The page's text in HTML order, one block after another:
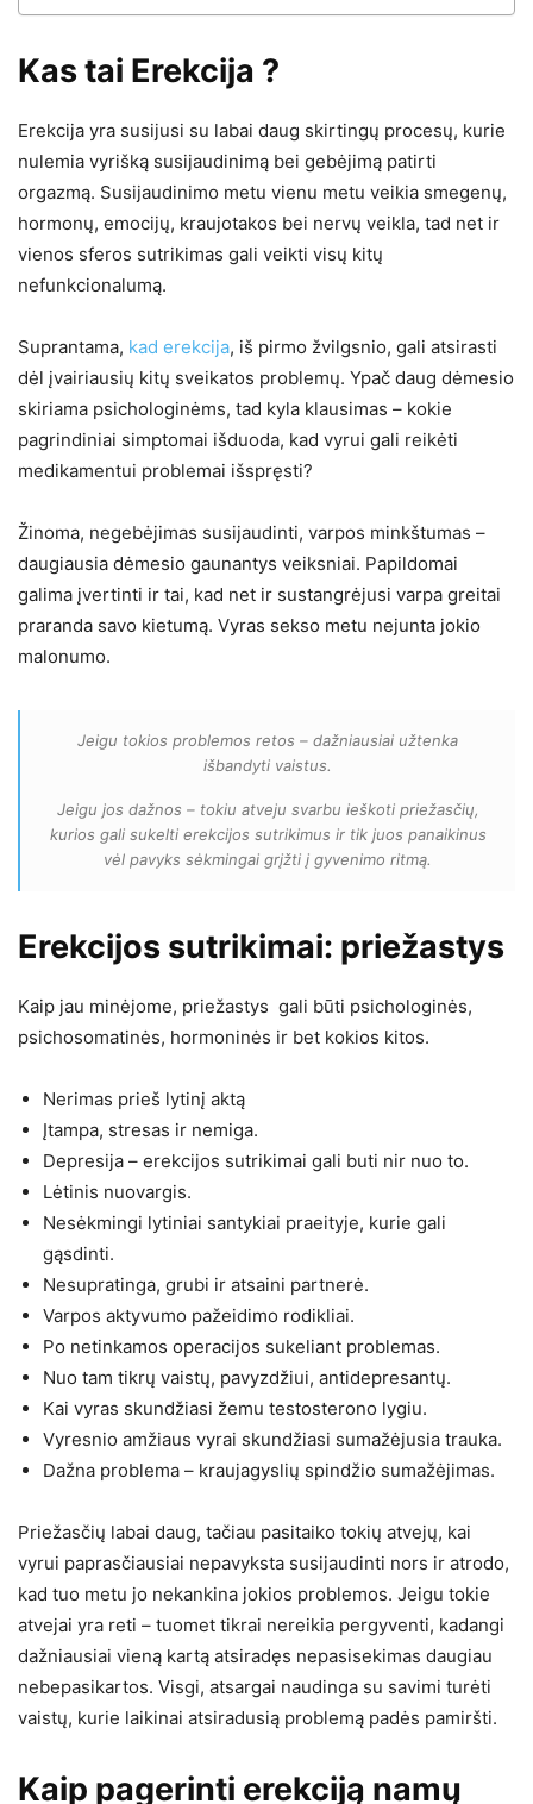
Kas tai Erekcija ?
Erekcija yra susijusi su labai daug skirtingų procesų, kurie
nulemia vyrišką susijaudinimą bei gebėjimą patirti
orgazmą. Susijaudinimo metu vienu metu veikia smegenų,
hormonų, emocijų, kraujotakos bei nervų veikla, tad net ir
vienos sferos sutrikimas gali veikti visų kitų
nefunkcionalumą.
Suprantama, kad erekcija, iš pirmo žvilgsnio, gali atsirasti
dėl įvairiausių kitų sveikatos problemų. Ypač daug dėmesio
skiriama psichologinėms, tad kyla klausimas – kokie
pagrindiniai simptomai išduoda, kad vyrui gali reikėti
medikamentui problemai išspręsti?
Žinoma, negebėjimas susijaudinti, varpos minkštumas –
daugiausia dėmesio gaunantys veiksniai. Papildomai
galima įvertinti ir tai, kad net ir sustangrėjusi varpa greitai
praranda savo kietumą. Vyras sekso metu nejunta jokio
malonumo.
Jeigu tokios problemos retos – dažniausiai užtenka
išbandyti vaistus.
Jeigu jos dažnos – tokiu atveju svarbu ieškoti priežasčių,
kurios gali sukelti erekcijos sutrikimus ir tik juos panaikinus
vėl pavyks sėkmingai grįžti į gyvenimo ritmą.
Erekcijos sutrikimai: priežastys
Kaip jau minėjome, priežastys gali būti psichologinės,
psichosomatinės, hormoninės ir bet kokios kitos.
Nerimas prieš lytinį aktą
Įtampa, stresas ir nemiga.
Depresija – erekcijos sutrikimai gali buti nir nuo to.
Lėtinis nuovargis.
Nesėkmingi lytiniai santykiai praeityje, kurie gali
gąsdinti.
Nesupratinga, grubi ir atsaini partnerė.
Varpos aktyvumo pažeidimo rodikliai.
Po netinkamos operacijos sukeliant problemas.
Nuo tam tikrų vaistų, pavyzdžiui, antidepresantų.
Kai vyras skundžiasi žemu testosterono lygiu.
Vyresnio amžiaus vyrai skundžiasi sumažėjusia trauka.
Dažna problema – kraujagyslių spindžio sumažėjimas.
Priežasčių labai daug, tačiau pasitaiko tokių atvejų, kai
vyrui paprasčiausiai nepavyksta susijaudinti nors ir atrodo,
kad tuo metu jo nekankina jokios problemos. Jeigu tokie
atvejai yra reti – tuomet tikrai nereikia pergyventi, kadangi
dažniausiai vieną kartą atsiradęs nepasisekimas daugiau
nebepasikartos. Visgi, atsargai naudinga su savimi turėti
vaistų, kurie laikinai atsiradusią problemą padės pamiršti.
Kaip pagerinti erekciją namų